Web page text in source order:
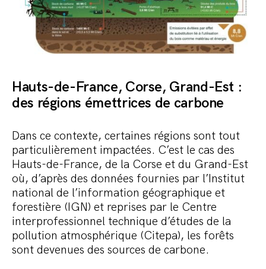
Hauts-de-France, Corse, Grand-Est :
des régions émettrices de carbone
Dans ce contexte, certaines régions sont tout
particulièrement impactées. C’est le cas des
Hauts-de-France, de la Corse et du Grand-Est
où, d’après des données fournies par l’Institut
national de l’information géographique et
forestière (IGN) et reprises par le Centre
interprofessionnel technique d’études de la
pollution atmosphérique (Citepa), les forêts
sont devenues des sources de carbone.